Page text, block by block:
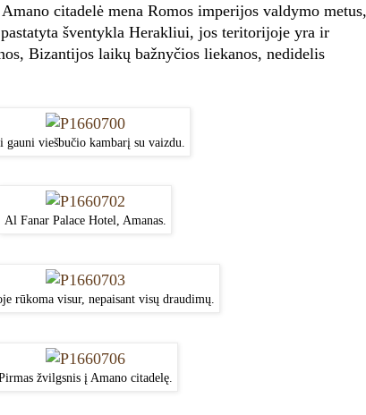
citadelė mena Romos imperijos valdymo metus,
šventykla Herakliui, jos teritorijoje yra ir
Bizantijos laikų bažnyčios liekanos, nedidelis
gauni viešbučio kambarį su vaizdu.
Al Fanar Palace Hotel, Amanas.
rūkoma visur, nepaisant visų draudimų.
žvilgsnis į Amano citadelę.